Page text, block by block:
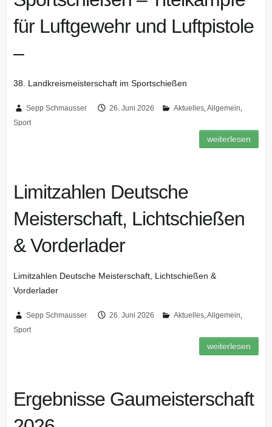
für Luftgewehr und Luftpistole
–
38. Landkreismeisterschaft im Sportschießen
Sepp Schmausser 26. Juni 2026 Aktuelles,Allgemein,
Sport
weiterlesen
Limitzahlen Deutsche
Meisterschaft, Lichtschießen
& Vorderlader
Limitzahlen Deutsche Meisterschaft, Lichtschießen &
Vorderlader
Sepp Schmausser 26. Juni 2026 Aktuelles,Allgemein,
Sport
weiterlesen
Ergebnisse Gaumeisterschaft